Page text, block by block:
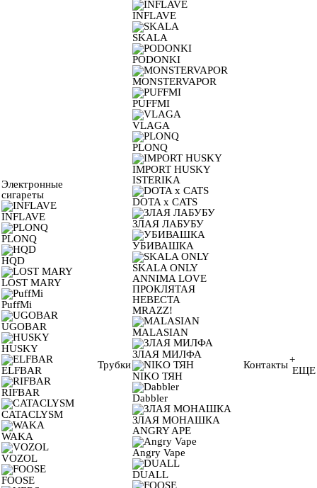
Электронные
сигареты
INFLAVE
PLONQ
HQD
LOST MARY
PuffMi
UGOBAR
HUSKY
ELFBAR
RIFBAR
CATACLYSM
WAKA
VOZOL
FOOSE
Трубки
INFLAVE
SKALA
PODONKI
MONSTERVAPOR
PUFFMI
VLAGA
PLONQ
IMPORT HUSKY
ISTERIKA
DOTA x CATS
ЗЛАЯ ЛАБУБУ
УБИВАШКА
SKALA ONLY
ANNIMA LOVE
ПРОКЛЯТАЯ
НЕВЕСТА
MRAZZ!
MALASIAN
ЗЛАЯ МИЛФА
NIKO ТЯН
Dabbler
ЗЛАЯ МОНАШКА
ANGRY APE
Angry Vape
DUALL
Контакты+
ЕЩЕ